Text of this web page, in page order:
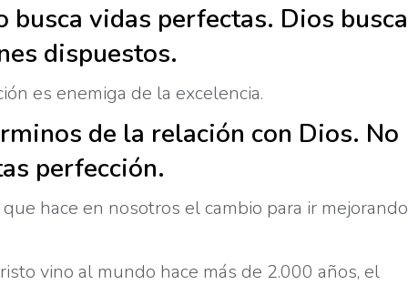
busca vidas perfectas. Dios busca
dispuestos.
es enemiga de la excelencia.
de la relación con Dios. No
perfección.
hace en nosotros el cambio para ir
vino al mundo hace más de 2.000 años, el